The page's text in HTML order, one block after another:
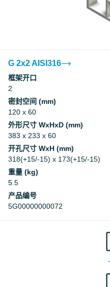
Underwriters Laboratories Inc.
Underwriters Laboratories Inc.
Underwriters Laboratories Inc.
Underwriters Laboratories Inc.
Underwriters Laboratories Inc.
G 2x2 AISI316
框架开口
2
密封空间 (mm)
120 x 60
外形尺寸 WxHxD (mm)
383 x 233 x 60
开孔尺寸 WxH (mm)
318(+15/-15) x 173(+15/-15)
重量 (kg)
5.5
产品编号
5G00000000072